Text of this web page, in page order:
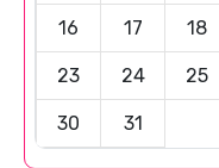
16 17 18
23 24 25
30 31